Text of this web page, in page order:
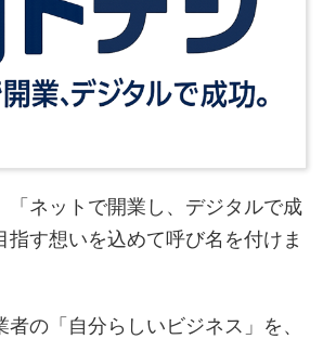
「ネットで開業し、デジタルで成
指す想いを込めて呼び名を付けま
の「自分らしいビジネス」を、